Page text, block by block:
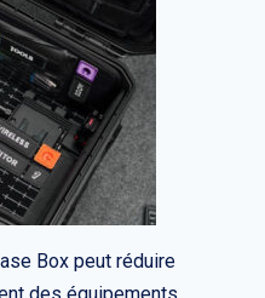
Box peut réduire
des équipements